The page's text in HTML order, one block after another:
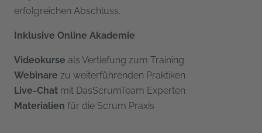
erfolgreichen Abschluss.
Inklusive Online Akademie
Videokurse als Vertiefung zum Training
Webinare zu weiterführenden Praktiken
Live-Chat mit DasScrumTeam Experten
Materialien für die Scrum Praxis